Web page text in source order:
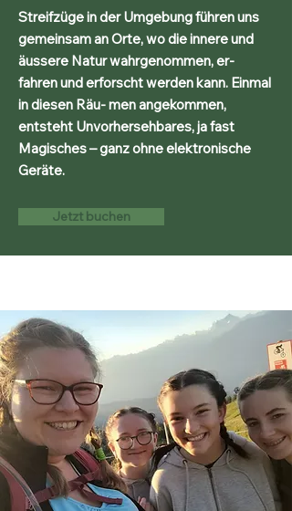
Streifzüge in der Umgebung führen uns
gemeinsam an Orte, wo die innere und
äussere Natur wahrgenommen, er-
fahren und erforscht werden kann. Einmal
in diesen Räu- men angekommen,
entsteht Unvorhersehbares, ja fast
Magisches – ganz ohne elektronische
Geräte.
Jetzt buchen